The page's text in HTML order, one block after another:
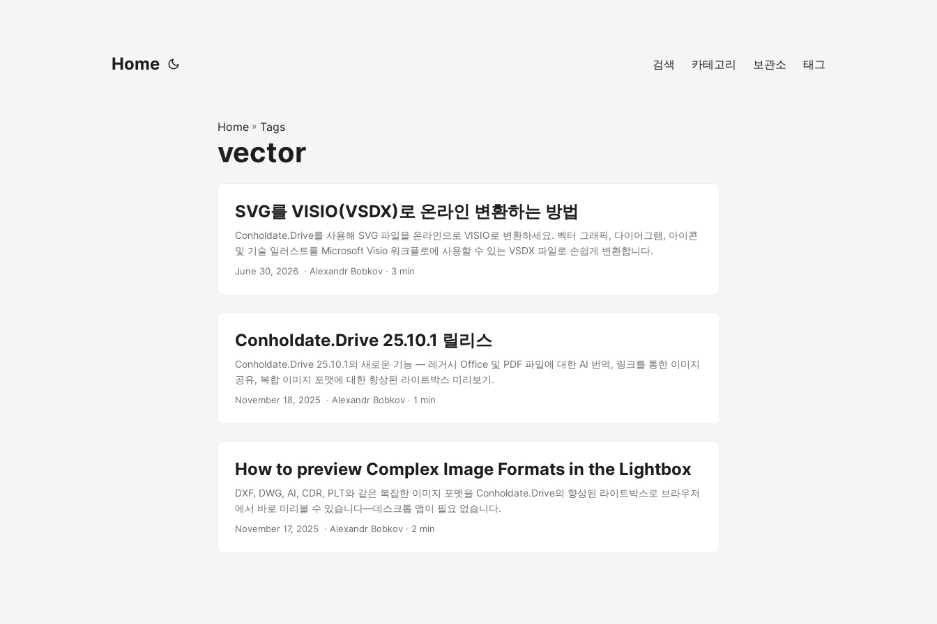
Home 검색 카테고리 보관소 태그
Home » Tags
vector
SVG를 VISIO(VSDX)로 온라인 변환하는 방법
Conholdate.Drive를 사용해 SVG 파일을 온라인으로 VISIO로 변환하세요. 벡터 그래픽, 다이어그램, 아이콘
및 기술 일러스트를 Microsoft Visio 워크플로에 사용할 수 있는 VSDX 파일로 손쉽게 변환합니다.
June 30, 2026 ‎ · Alexandr Bobkov · 3 min
Conholdate.Drive 25.10.1 릴리스
Conholdate.Drive 25.10.1의 새로운 기능 — 레거시 Office 및 PDF 파일에 대한 AI 번역, 링크를 통한 이미지
공유, 복합 이미지 포맷에 대한 향상된 라이트박스 미리보기.
November 18, 2025 ‎ · Alexandr Bobkov · 1 min
How to preview Complex Image Formats in the Lightbox
DXF, DWG, AI, CDR, PLT와 같은 복잡한 이미지 포맷을 Conholdate.Drive의 향상된 라이트박스로 브라우저
에서 바로 미리볼 수 있습니다—데스크톱 앱이 필요 없습니다.
November 17, 2025 ‎ · Alexandr Bobkov · 2 min